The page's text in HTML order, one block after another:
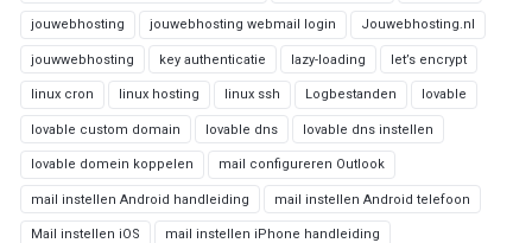
jouwebhosting jouwebhosting webmail login Jouwebhosting.nl
jouwwebhosting key authenticatie lazy-loading let’s encrypt
linux cron linux hosting linux ssh Logbestanden lovable
lovable custom domain lovable dns lovable dns instellen
lovable domein koppelen mail configureren Outlook
mail instellen Android handleiding mail instellen Android telefoon
Mail instellen iOS mail instellen iPhone handleiding